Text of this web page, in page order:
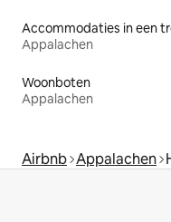
Accommodaties in een
Appalachen
Woonboten
Appalachen
Airbnb Appalachen